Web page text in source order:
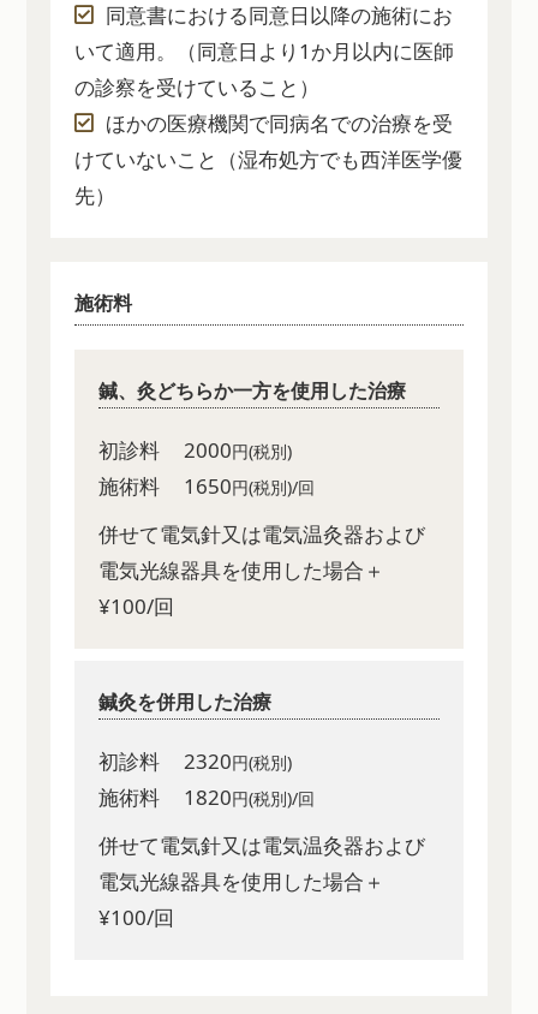
同意書における同意日以降の施術にお
いて適用。（同意日より1か月以内に医師
の診察を受けていること）
ほかの医療機関で同病名での治療を受
けていないこと（湿布処方でも西洋医学優
先）
施術料
鍼、灸どちらか一方を使用した治療
初診料 2000円(税別)
施術料 1650円(税別)/回
併せて電気針又は電気温灸器および
電気光線器具を使用した場合＋
¥100/回
鍼灸を併用した治療
初診料 2320円(税別)
施術料 1820円(税別)/回
併せて電気針又は電気温灸器および
電気光線器具を使用した場合＋
¥100/回